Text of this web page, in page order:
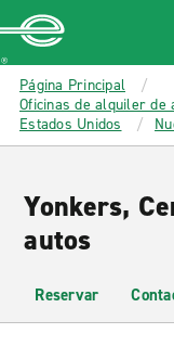
MAIN
CONTENT
Enterprise
Página Principal
Oficinas de alquiler de
Estados Unidos
Yonkers,
autos
Reservar